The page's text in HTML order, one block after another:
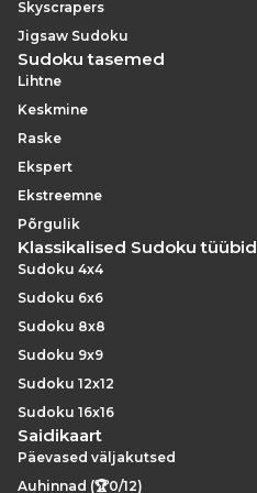
Skyscrapers
Jigsaw Sudoku
Sudoku tasemed
Lihtne
Keskmine
Raske
Ekspert
Ekstreemne
Põrgulik
Klassikalised Sudoku tüübid
Sudoku 4x4
Sudoku 6x6
Sudoku 8x8
Sudoku 9x9
Sudoku 12x12
Sudoku 16x16
Saidikaart
Päevased väljakutsed
Auhinnad (🏆0/12)